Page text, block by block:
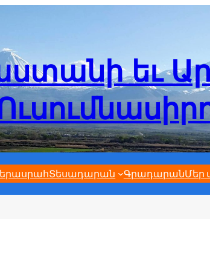
եւ
Տեսադարան ԳրադարանՄեր